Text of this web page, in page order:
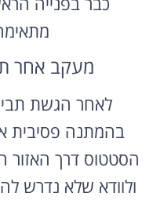
מעקב אחר
לאחר הגשת
בהמתנה פסיבית
הסטטוס דרך האזור
ולוודא שלא נדרש